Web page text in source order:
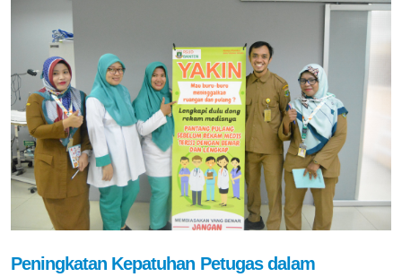
Peningkatan Kepatuhan Petugas dalam